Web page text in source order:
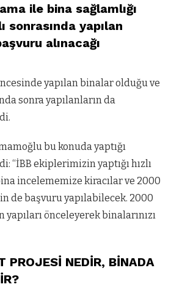
ile bina sağlamlığı
sonrasında yapılan
alınacağı
yapılan binalar olduğu ve
sonra yapılanların da
bu konuda yaptığı
“İBB ekiplerimizin yaptığı hızlı
incelememize kiracılar ve 2000
de başvuru yapılabilecek. 2000
yapıları önceleyerek binalarınızı
PROJESİ NEDİR, BİNADA